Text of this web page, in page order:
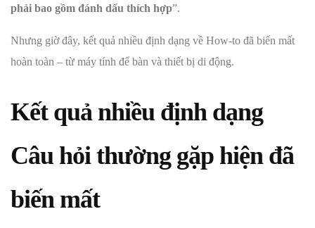
phải bao gồm đánh dấu thích hợp”.
Nhưng giờ đây, kết quả nhiều định dạng về How-to đã biến mất
hoàn toàn – từ máy tính để bàn và thiết bị di động.
Kết quả nhiều định dạng
Câu hỏi thường gặp hiện đã
biến mất